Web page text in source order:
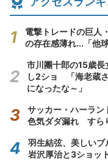
電撃トレードの巨人
の存在感薄れ...「他
市川團十郎の15歳
し2ショ 「海老蔵
になったな～」
サッカー・ハーラン
色気ダダ漏れ すら
羽生結弦、美しいブ
岩沢厚治と3ショッ